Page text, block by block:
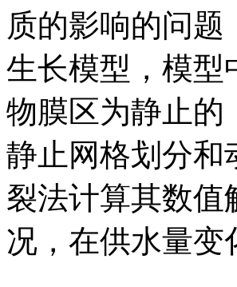
质的影响的问
生长模型，模型
物膜区为静止的
静止网格划分和
裂法计算其数值
况，在供水量变